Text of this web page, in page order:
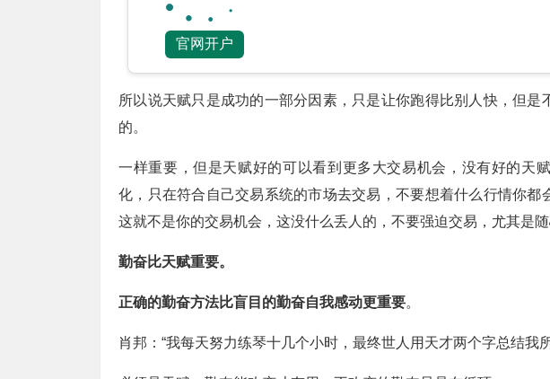
官网开户
所以说天赋只是成功的一部分因素，只是让你跑得比别人快，但
的。
一样重要，但是天赋好的可以看到更多大交易机会，没有好的天
化，只在符合自己交易系统的市场去交易，不要想着什么行情你都
这就不是你的交易机会，这没什么丢人的，不要强迫交易，尤其是
勤奋比天赋重要。
正确的勤奋方法比盲目的勤奋自我感动更重要。
肖邦：“我每天努力练琴十几个小时，最终世人用天才两个字总结我